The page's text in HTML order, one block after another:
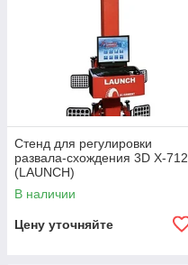
Стенд для регулировки
развала-схождения 3D X-712
(LAUNCH)
В наличии
Цену уточняйте